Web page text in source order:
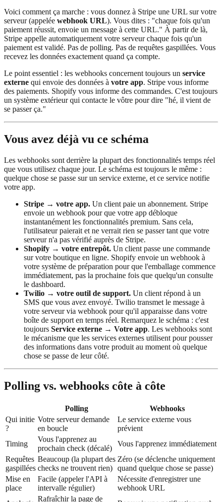
Voici comment ça marche : vous donnez à Stripe une URL sur votre
serveur (appelée webhook URL). Vous dites : "chaque fois qu'un
paiement réussit, envoie un message à cette URL." À partir de là,
Stripe appelle automatiquement votre serveur chaque fois qu'un
paiement est validé. Pas de polling. Pas de requêtes gaspillées. Vous
recevez les données exactement quand ça compte.
Le point essentiel : les webhooks concernent toujours un service
externe qui envoie des données à votre app. Stripe vous informe
des paiements. Shopify vous informe des commandes. C'est toujours
un système extérieur qui contacte le vôtre pour dire "hé, il vient de
se passer ça."
Vous avez déjà vu ce schéma
Les webhooks sont derrière la plupart des fonctionnalités temps réel
que vous utilisez chaque jour. Le schéma est toujours le même :
quelque chose se passe sur un service externe, et ce service notifie
votre app.
Stripe → votre app. Un client paie un abonnement. Stripe
envoie un webhook pour que votre app débloque
instantanément les fonctionnalités premium. Sans cela,
l'utilisateur paierait et ne verrait rien se passer tant que votre
serveur n'a pas vérifié auprès de Stripe.
Shopify → votre entrepôt. Un client passe une commande
sur votre boutique en ligne. Shopify envoie un webhook à
votre système de préparation pour que l'emballage commence
immédiatement, pas la prochaine fois que quelqu'un consulte
le dashboard.
Twilio → votre outil de support. Un client répond à un
SMS que vous avez envoyé. Twilio transmet le message à
votre serveur via webhook pour qu'il apparaisse dans votre
boîte de support en temps réel. Remarquez le schéma : c'est
toujours Service externe → Votre app. Les webhooks sont
le mécanisme que les services externes utilisent pour pousser
des informations dans votre produit au moment où quelque
chose se passe de leur côté.
Polling vs. webhooks côte à côte
Polling
Webhooks
Qui initie
?
Votre serveur demande
en boucle
Le service externe vous
prévient
Timing
Vous l'apprenez au
prochain check (décalé)
Vous l'apprenez immédiatement
Requêtes
gaspillées
Beaucoup (la plupart des
checks ne trouvent rien)
Zéro (se déclenche uniquement
quand quelque chose se passe)
Mise en
place
Facile (appeler l'API à
intervalle régulier)
Nécessite d'enregistrer une
webhook URL
Rafraîchir la page de